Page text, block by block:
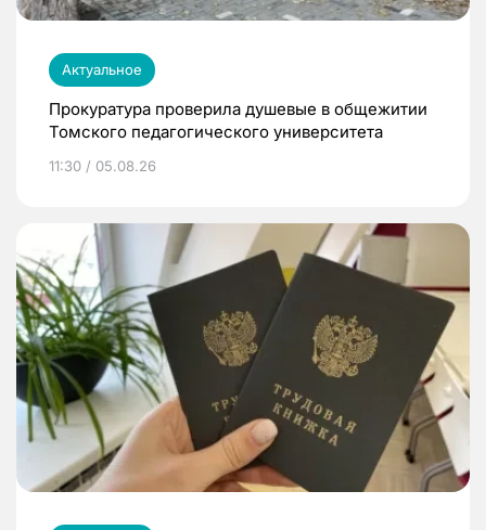
Актуальное
Прокуратура проверила душевые в общежитии
Томского педагогического университета
11:30 / 05.08.26